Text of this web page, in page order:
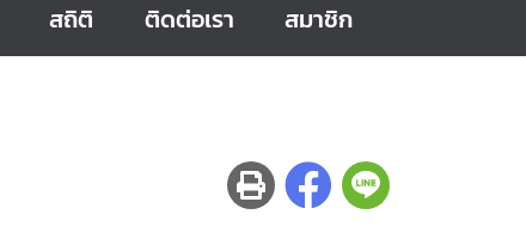
สถิติ ติดต่อเรา สมาชิก